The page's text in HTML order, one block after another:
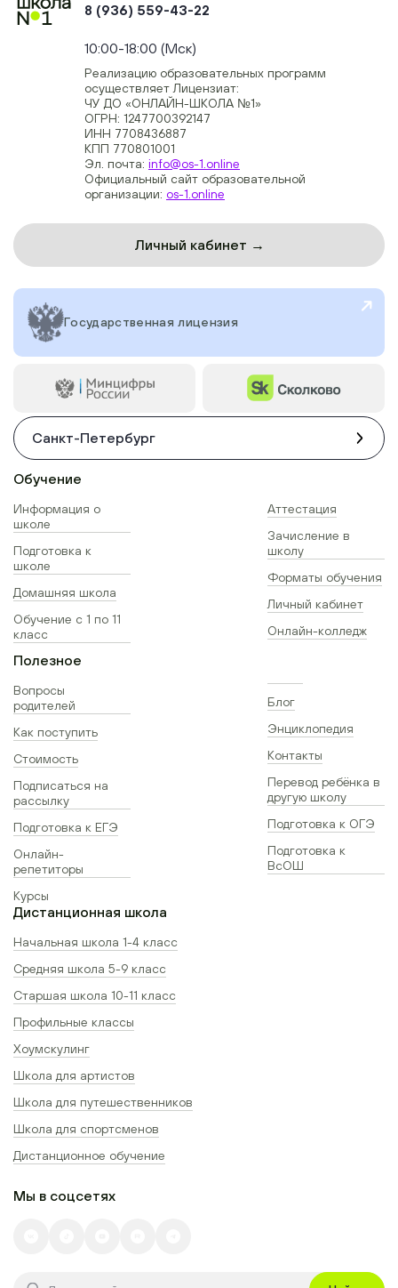
8 (936) 559-43-22
10:00-18:00 (Мск)
Реализацию образовательных программ
осуществляет Лицензиат:
ЧУ ДО «ОНЛАЙН-ШКОЛА №1»
ОГРН: 1247700392147
ИНН 7708436887
КПП 770801001
Эл. почта: info@os-1.online
Официальный сайт образовательной
организации: os-1.online
Личный кабинет →
Государственная лицензия
Санкт-Петербург
Обучение
Информация о
школе
Подготовка к
школе
Домашняя школа
Обучение с 1 по 11
класс
Аттестация
Зачисление в
школу
Форматы обучения
Личный кабинет
Онлайн-колледж
Полезное
Вопросы
родителей
Как поступить
Стоимость
Подписаться на
рассылку
Подготовка к ЕГЭ
Онлайн-
репетиторы
Курсы
Блог
Энциклопедия
Контакты
Перевод ребёнка в
другую школу
Подготовка к ОГЭ
Подготовка к
ВсОШ
Дистанционная школа
Начальная школа 1-4 класс
Средняя школа 5-9 класс
Старшая школа 10-11 класс
Профильные классы
Хоумскулинг
Школа для артистов
Школа для путешественников
Школа для спортсменов
Дистанционное обучение
Мы в соцсетях